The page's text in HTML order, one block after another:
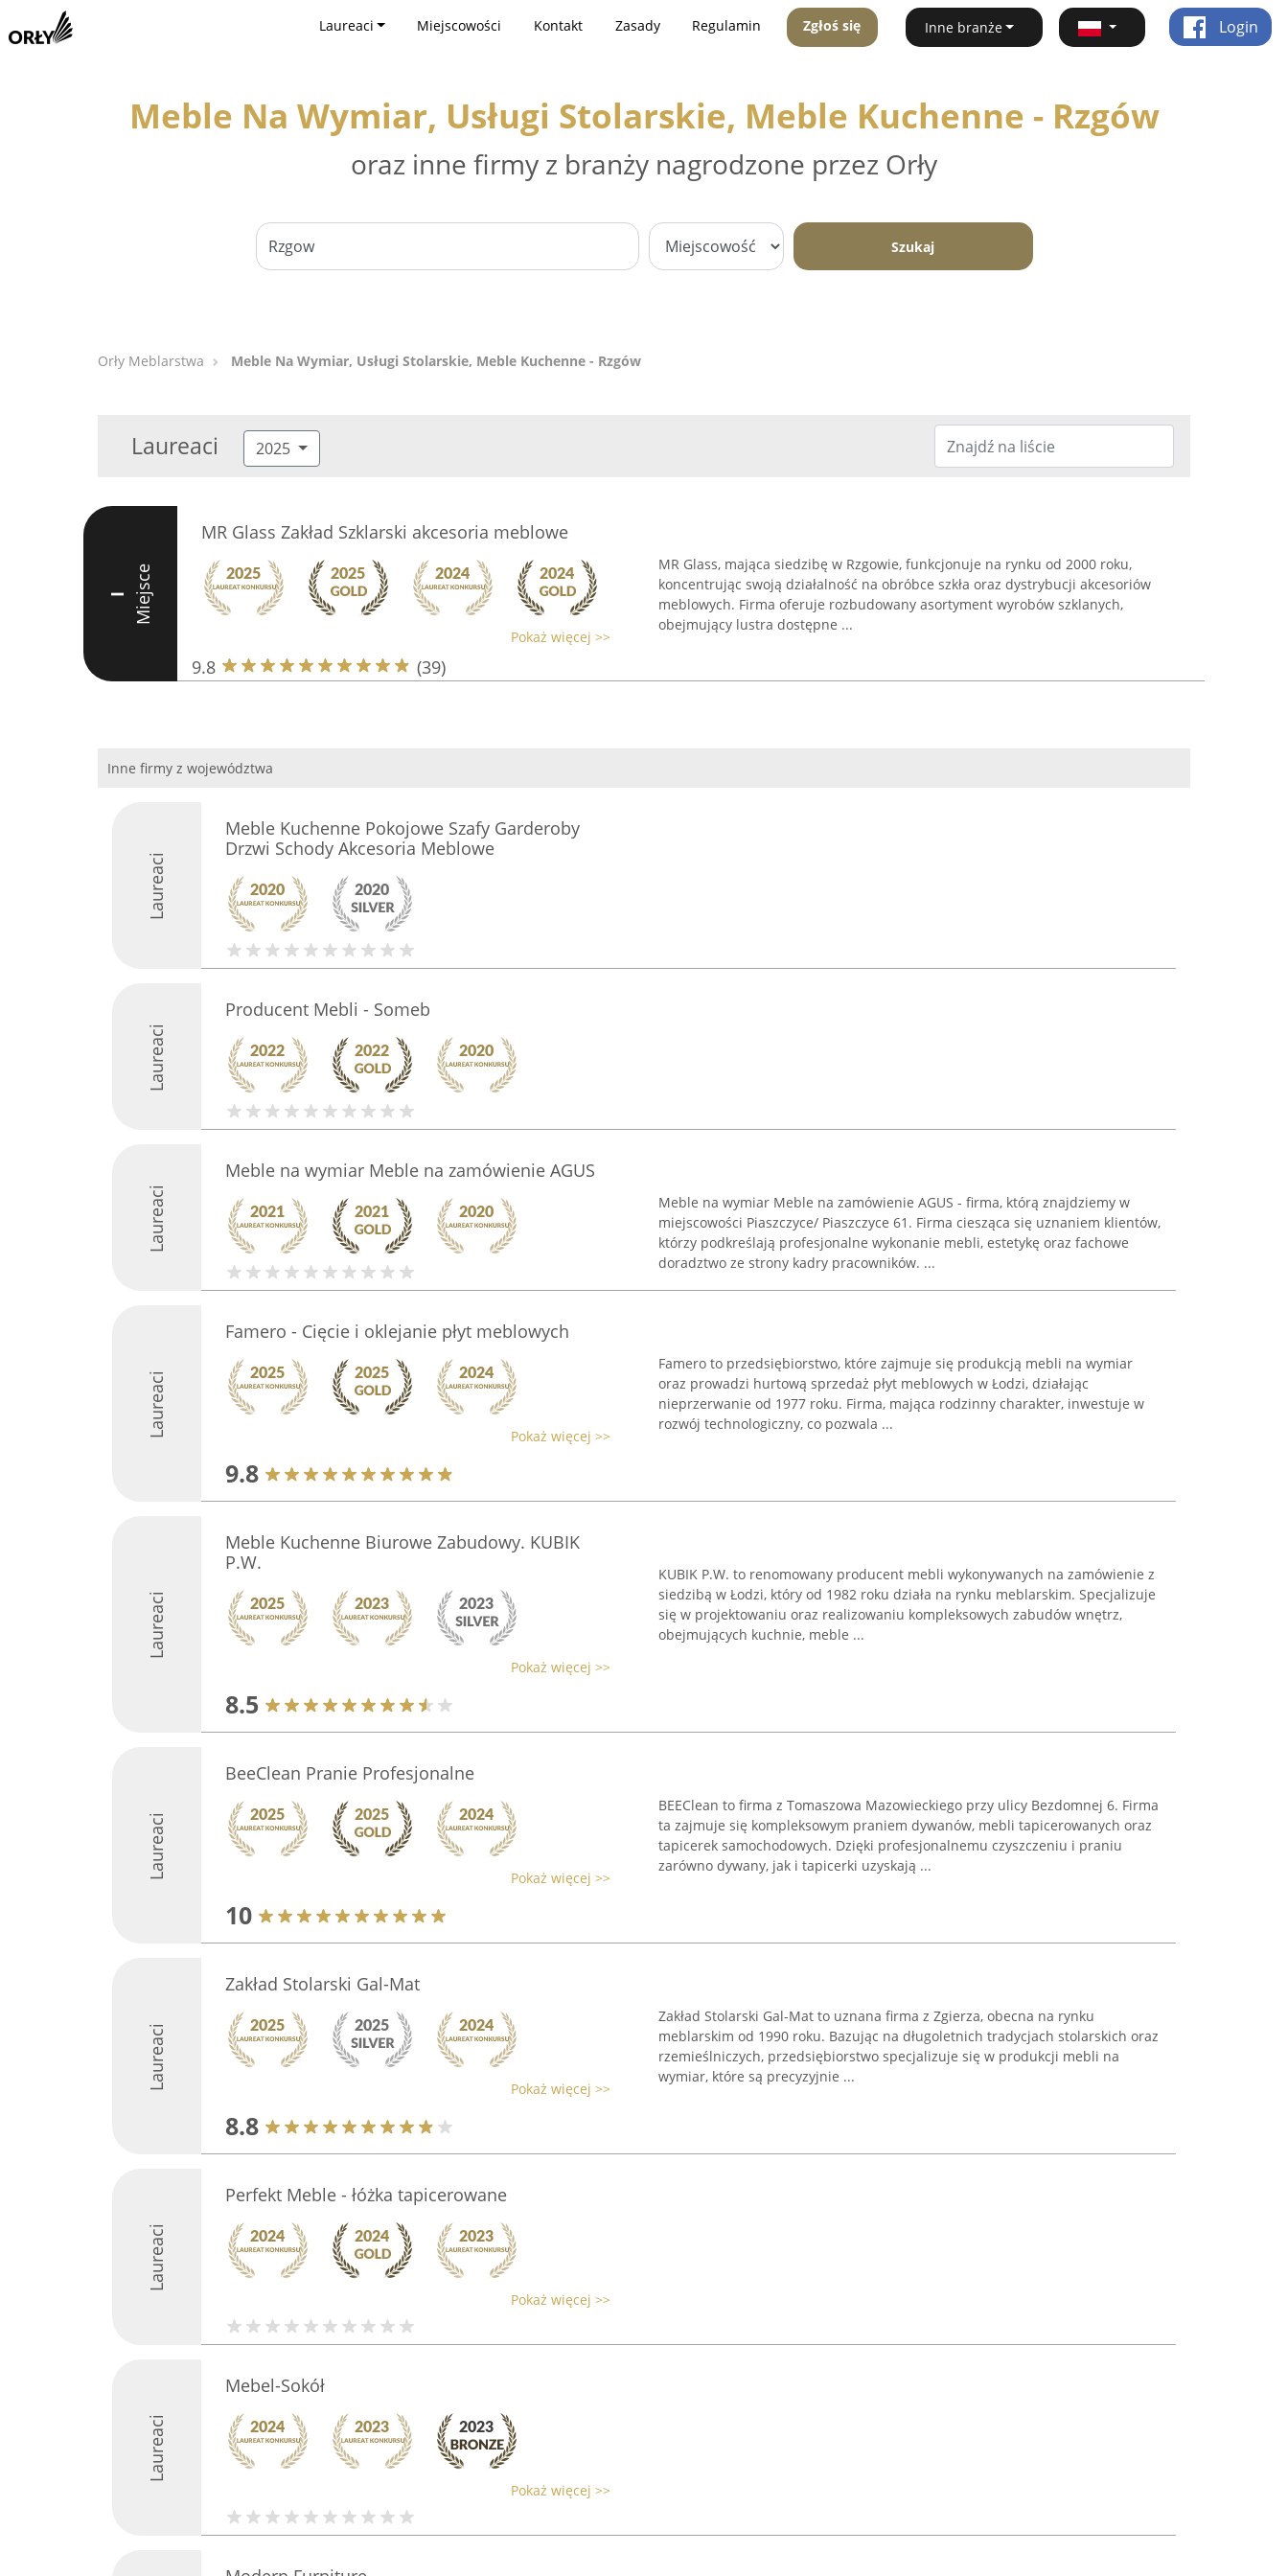
Laureaci Miejscowości Kontakt Zasady Regulamin Zgłoś się Inne branże Login
Meble Na Wymiar, Usługi Stolarskie, Meble Kuchenne - Rzgów
oraz inne firmy z branży nagrodzone przez Orły
Szukaj
Orły Meblarstwa Meble Na Wymiar, Usługi Stolarskie, Meble Kuchenne - Rzgów
Laureaci 2025
I Miejsce
MR Glass Zakład Szklarski akcesoria meblowe
Pokaż więcej >>
9.8 (39)
MR Glass, mająca siedzibę w Rzgowie, funkcjonuje na rynku od 2000 roku,
koncentrując swoją działalność na obróbce szkła oraz dystrybucji akcesoriów
meblowych. Firma oferuje rozbudowany asortyment wyrobów szklanych,
obejmujący lustra dostępne ...
Inne firmy z województwa
Laureaci
Meble Kuchenne Pokojowe Szafy Garderoby
Drzwi Schody Akcesoria Meblowe
Laureaci
Producent Mebli - Someb
Laureaci
Meble na wymiar Meble na zamówienie AGUS
Meble na wymiar Meble na zamówienie AGUS - firma, którą znajdziemy w
miejscowości Piaszczyce/ Piaszczyce 61. Firma ciesząca się uznaniem klientów,
którzy podkreślają profesjonalne wykonanie mebli, estetykę oraz fachowe
doradztwo ze strony kadry pracowników. ...
Laureaci
Famero - Cięcie i oklejanie płyt meblowych
Pokaż więcej >>
9.8
Famero to przedsiębiorstwo, które zajmuje się produkcją mebli na wymiar
oraz prowadzi hurtową sprzedaż płyt meblowych w Łodzi, działając
nieprzerwanie od 1977 roku. Firma, mająca rodzinny charakter, inwestuje w
rozwój technologiczny, co pozwala ...
Laureaci
Meble Kuchenne Biurowe Zabudowy. KUBIK
P.W.
Pokaż więcej >>
8.5
KUBIK P.W. to renomowany producent mebli wykonywanych na zamówienie z
siedzibą w Łodzi, który od 1982 roku działa na rynku meblarskim. Specjalizuje
się w projektowaniu oraz realizowaniu kompleksowych zabudów wnętrz,
obejmujących kuchnie, meble ...
Laureaci
BeeClean Pranie Profesjonalne
Pokaż więcej >>
10
BEEClean to firma z Tomaszowa Mazowieckiego przy ulicy Bezdomnej 6. Firma
ta zajmuje się kompleksowym praniem dywanów, mebli tapicerowanych oraz
tapicerek samochodowych. Dzięki profesjonalnemu czyszczeniu i praniu
zarówno dywany, jak i tapicerki uzyskają ...
Laureaci
Zakład Stolarski Gal-Mat
Pokaż więcej >>
8.8
Zakład Stolarski Gal-Mat to uznana firma z Zgierza, obecna na rynku
meblarskim od 1990 roku. Bazując na długoletnich tradycjach stolarskich oraz
rzemieślniczych, przedsiębiorstwo specjalizuje się w produkcji mebli na
wymiar, które są precyzyjnie ...
Laureaci
Perfekt Meble - łóżka tapicerowane
Pokaż więcej >>
Laureaci
Mebel-Sokół
Pokaż więcej >>